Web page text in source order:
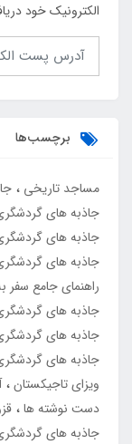
الکترونیک خود
برچسب‌ها
مساجد تاریخی
جاذبه های
جاذبه های
جاذبه های
راهنمای جامع سفر
جاذبه های
جاذبه های
جاذبه های
ویزای تاجیکستان
دست نوشته ها
جاذبه های